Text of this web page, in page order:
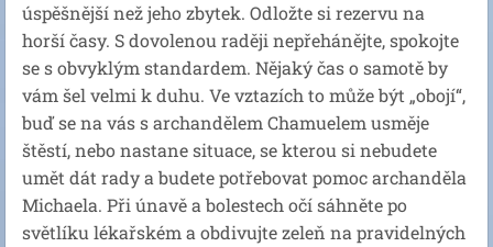
úspěšnější než jeho zbytek. Odložte si rezervu na
horší časy. S dovolenou raději nepřehánějte, spokojte
se s obvyklým standardem. Nějaký čas o samotě by
vám šel velmi k duhu. Ve vztazích to může být „obojí“,
buď se na vás s archandělem Chamuelem usměje
štěstí, nebo nastane situace, se kterou si nebudete
umět dát rady a budete potřebovat pomoc archanděla
Michaela. Při únavě a bolestech očí sáhněte po
světlíku lékařském a obdivujte zeleň na pravidelných